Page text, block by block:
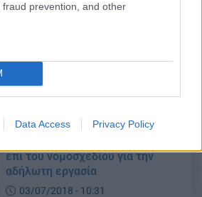
prevention, and other
Data Access Privacy Policy
εργασίας
10/07/2018 - 09:35
επί του νομοσχεδίου για την
αδήλωτη εργασία
03/07/2018 - 10:31